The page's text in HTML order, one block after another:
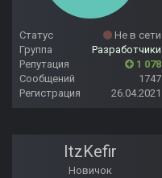
Статус
Не в сети
Группа
Разработчики
Репутация
1 078
Сообщений
1747
Регистрация
26.04.2021
ItzKefir
Новичок